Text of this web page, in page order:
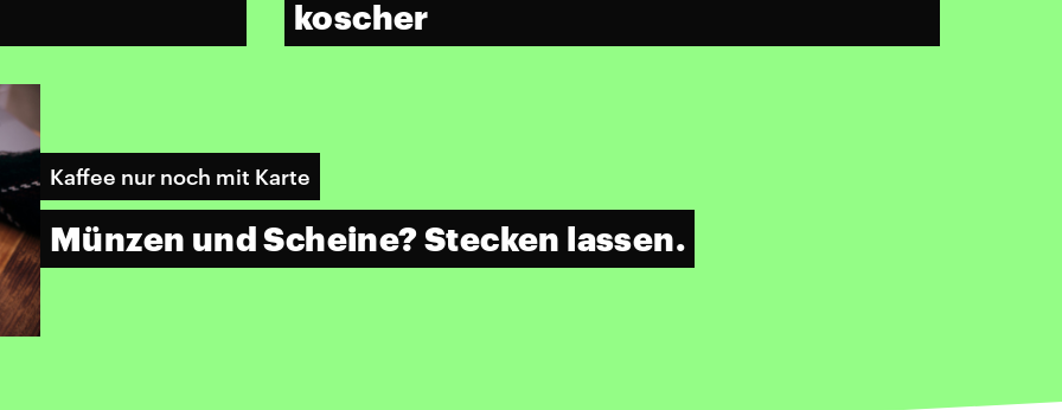
koscher
Kaffee nur noch mit Karte
Münzen und Scheine? Stecken lassen.